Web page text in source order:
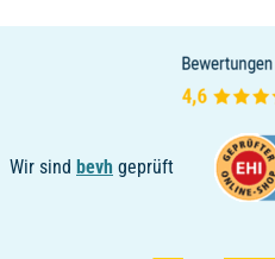
Wir sind bevh geprüft